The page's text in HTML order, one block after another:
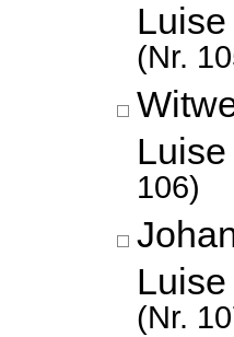
Luise
(Nr.
Luise
106)
Luise
(Nr.